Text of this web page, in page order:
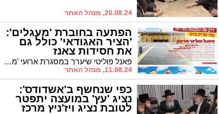
20.08.24, מנהל האתר
הפתעה בחוברת 'מעגלים':
'הציר האגודאי' כולל גם
את חסידות צאנז
פאנל פוליטי שיערך במסגרת ארועי 'מעגלים' מצליח למקד אליו את תשומת הלב בשל הרכבו. האם הפאנל האשדודי מגלה על שית"פ חדש שמתרקם לו במישור הארצי?
11.08.24, מנהל האתר
כפי שנחשף ב'אשדודס':
נציג 'עץ' במועצה יתפטר
לטובת נציג ויז'ניץ מרכז